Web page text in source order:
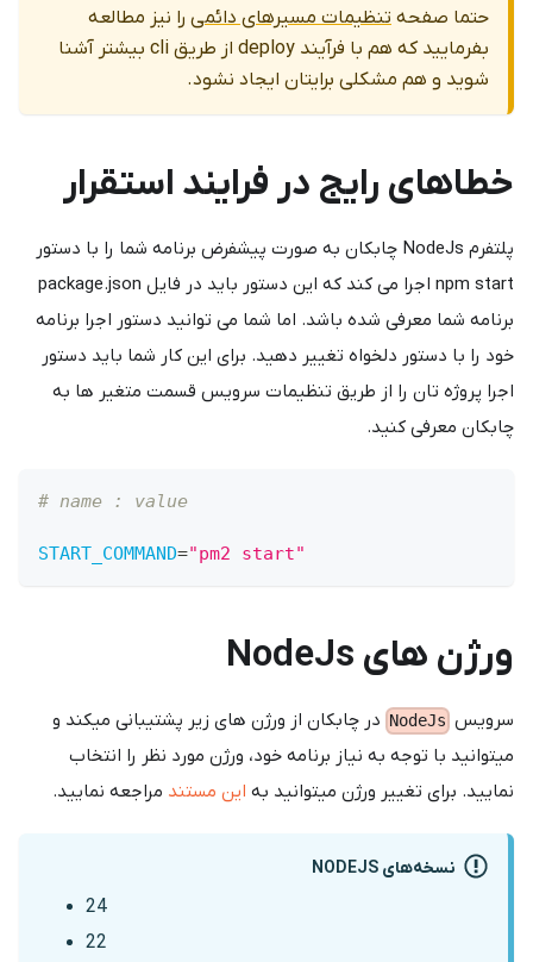
حتما صفحه تنظیمات مسیرهای دائمی را نیز مطالعه
بفرمایید که هم با فرآیند deploy از طریق cli بیشتر آشنا
شوید و هم مشکلی برایتان ایجاد نشود.
خطاهای رایج در فرایند استقرار
پلتفرم NodeJs چابکان به صورت پیشفرض برنامه شما را با دستور
npm start اجرا می کند که این دستور باید در فایل package.json
برنامه شما معرفی شده باشد. اما شما می توانید دستور اجرا برنامه
خود را با دستور دلخواه تغییر دهید. برای این کار شما باید دستور
اجرا پروژه تان را از طریق تنظیمات سرویس قسمت متغیر ها به
چابکان معرفی کنید.
# name : value
START_COMMAND="pm2 start"
ورژن های NodeJs
سرویس NodeJs در چابکان از ورژن های زیر پشتیبانی میکند و
میتوانید با توجه به نیاز برنامه خود، ورژن مورد نظر را انتخاب
نمایید. برای تغییر ورژن میتوانید به این مستند مراجعه نمایید.
نسخه‌های NODEJS
24
22